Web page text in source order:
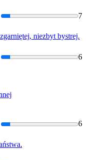
7
niezbyt bystrej.
6
6